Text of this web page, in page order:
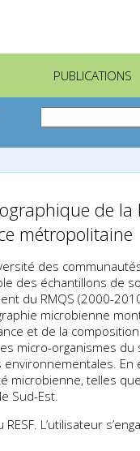
PUBLICATIONS
de la
métropolitaine
des
des échantillons de
du RMQS (2000-
microbienne
et de la
micro-organismes du
En
microbienne, telles
Sud-Est.
L’utilisateur